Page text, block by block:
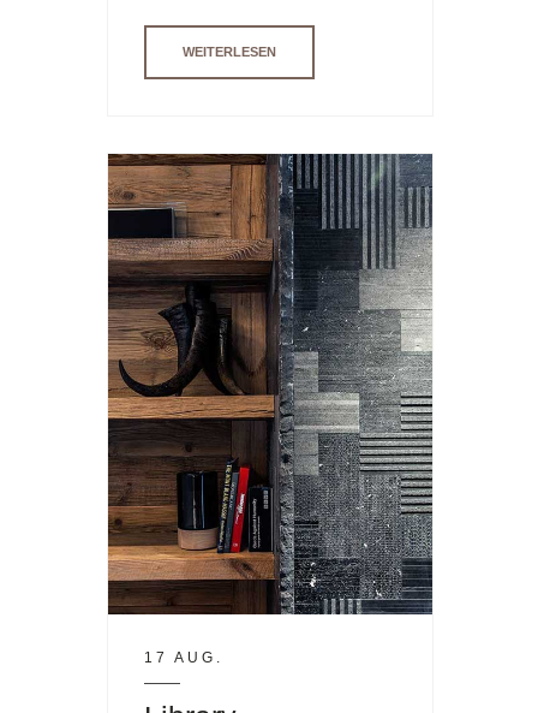
WEITERLESEN
17 AUG.